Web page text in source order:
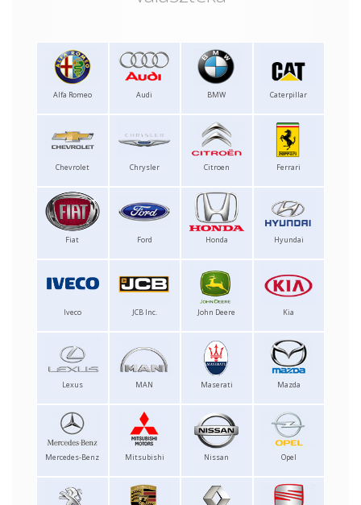
Alfa Romeo Audi BMW Caterpillar
Chevrolet Chrysler Citroen Ferrari
Fiat Ford Honda Hyundai
Iveco JCB Inc. John Deere Kia
Lexus MAN Maserati Mazda
Mercedes-Benz Mitsubishi Nissan Opel